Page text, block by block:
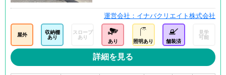
運営会社：イナバクリエイト株式会社
屋外
収納棚
あり
スロープ
あり
あり 照明あり 舗装済
見学
可能
詳細を見る